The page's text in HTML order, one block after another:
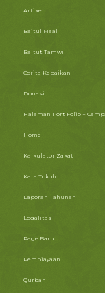
Artikel
Baitul Maal
Baitut Tamwil
Cerita Kebaikan
Donasi
Halaman Port Folio +
Home
Kalkulator Zakat
Kata Tokoh
Laporan Tahunan
Legalitas
Page Baru
Pembiayaan
Qurban